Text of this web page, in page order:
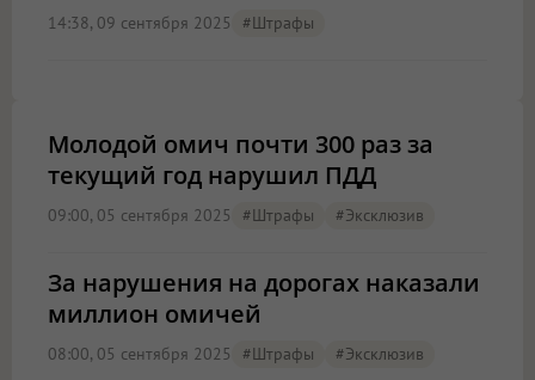
14:38, 09 сентября 2025 #штрафы
Молодой омич почти 300 раз за
текущий год нарушил ПДД
09:00, 05 сентября 2025 #штрафы #эксклюзив
За нарушения на дорогах наказали
миллион омичей
08:00, 05 сентября 2025 #штрафы #эксклюзив